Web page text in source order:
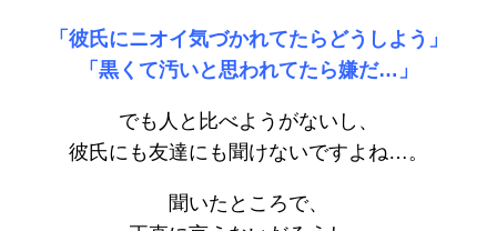
「彼氏にニオイ気づかれてたらどうしよう」
「黒くて汚いと思われてたら嫌だ…」
でも人と比べようがないし、
彼氏にも友達にも聞けないですよね…。
聞いたところで、